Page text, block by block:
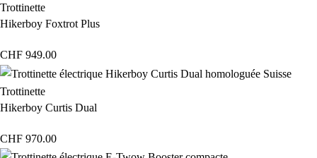
Trottinette
Hikerboy Foxtrot Plus
CHF 949.00
Trottinette
Hikerboy Curtis Dual
CHF 970.00